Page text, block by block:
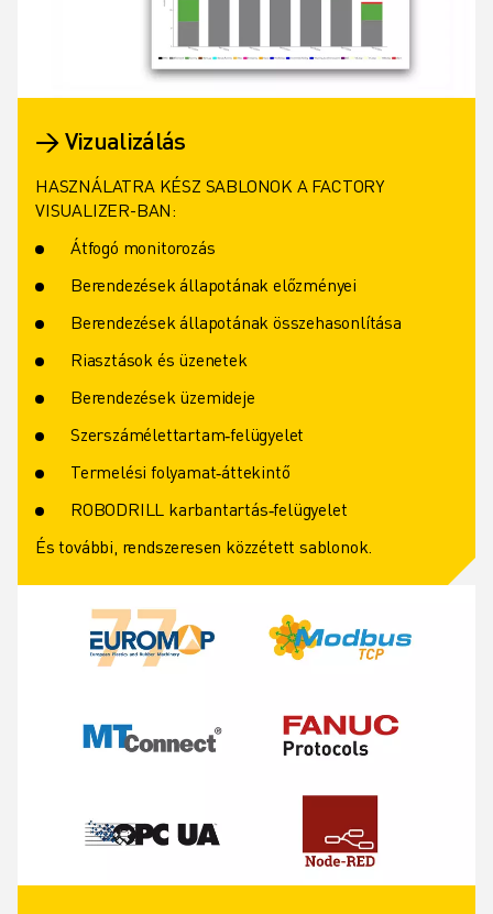
→ Vizualizálás
HASZNÁLATRA KÉSZ SABLONOK A FACTORY
VISUALIZER-BAN:
Átfogó monitorozás
Berendezések állapotának előzményei
Berendezések állapotának összehasonlítása
Riasztások és üzenetek
Berendezések üzemideje
Szerszámélettartam‑felügyelet
Termelési folyamat‑áttekintő
ROBODRILL karbantartás‑felügyelet
És további, rendszeresen közzétett sablonok.